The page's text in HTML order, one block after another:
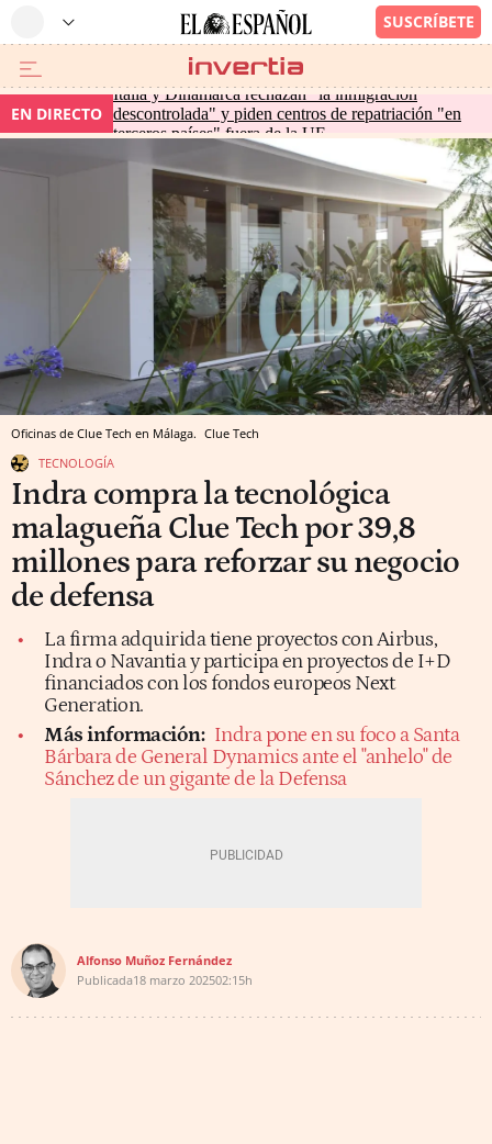
EN DIRECTO
Italia y Dinamarca rechazan "la inmigración
descontrolada" y piden centros de repatriación "en
terceros países" fuera de la UE
Oficinas de Clue Tech en Málaga. Clue Tech
TECNOLOGÍA
Indra compra la tecnológica
malagueña Clue Tech por 39,8
millones para reforzar su negocio
de defensa
La firma adquirida tiene proyectos con Airbus,
Indra o Navantia y participa en proyectos de I+D
financiados con los fondos europeos Next
Generation.
Más información: Indra pone en su foco a Santa
Bárbara de General Dynamics ante el "anhelo" de
Sánchez de un gigante de la Defensa
Alfonso Muñoz Fernández
Publicada18 marzo 202502:15h